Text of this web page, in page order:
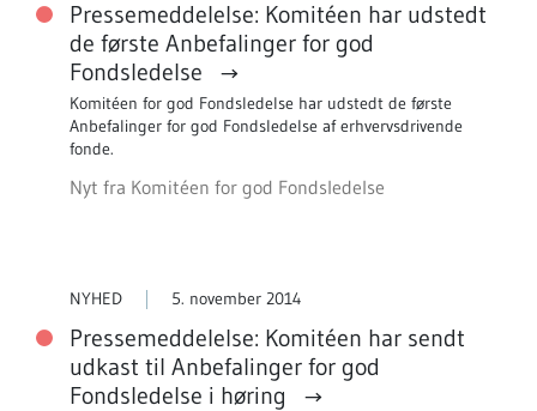
Pressemeddelelse: Komitéen har udstedt
de første Anbefalinger for god
Fondsledelse
Komitéen for god Fondsledelse har udstedt de første
Anbefalinger for god Fondsledelse af erhvervsdrivende
fonde.
Nyt fra Komitéen for god Fondsledelse
NYHED 5. november 2014
Pressemeddelelse: Komitéen har sendt
udkast til Anbefalinger for god
Fondsledelse i høring